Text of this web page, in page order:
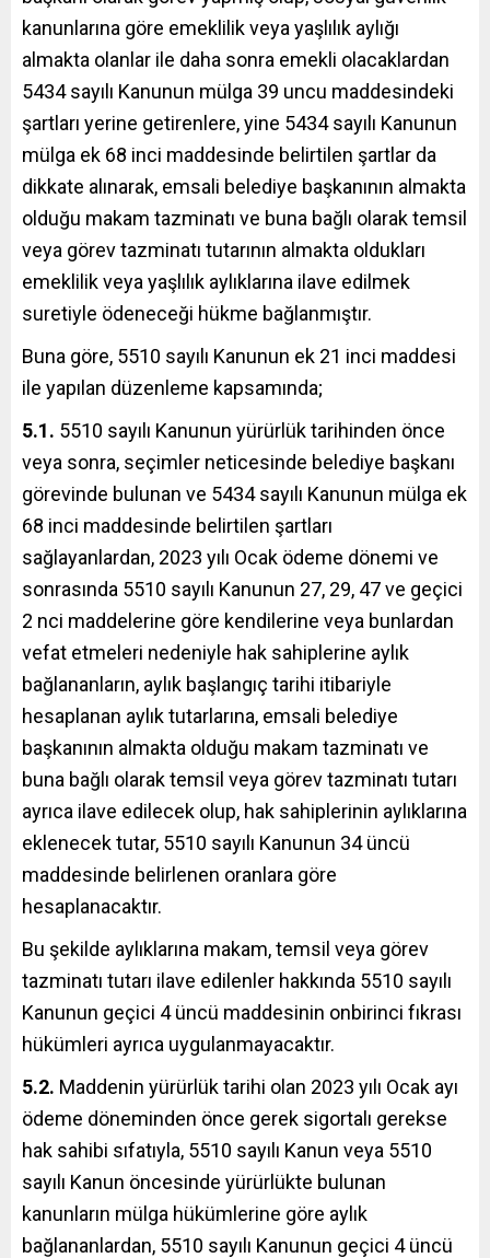
kanunlarına göre emeklilik veya yaşlılık aylığı
almakta olanlar ile daha sonra emekli olacaklardan
5434 sayılı Kanunun mülga 39 uncu maddesindeki
şartları yerine getirenlere, yine 5434 sayılı Kanunun
mülga ek 68 inci maddesinde belirtilen şartlar da
dikkate alınarak, emsali belediye başkanının almakta
olduğu makam tazminatı ve buna bağlı olarak temsil
veya görev tazminatı tutarının almakta oldukları
emeklilik veya yaşlılık aylıklarına ilave edilmek
suretiyle ödeneceği hükme bağlanmıştır.
Buna göre, 5510 sayılı Kanunun ek 21 inci maddesi
ile yapılan düzenleme kapsamında;
5.1. 5510 sayılı Kanunun yürürlük tarihinden önce
veya sonra, seçimler neticesinde belediye başkanı
görevinde bulunan ve 5434 sayılı Kanunun mülga ek
68 inci maddesinde belirtilen şartları
sağlayanlardan, 2023 yılı Ocak ödeme dönemi ve
sonrasında 5510 sayılı Kanunun 27, 29, 47 ve geçici
2 nci maddelerine göre kendilerine veya bunlardan
vefat etmeleri nedeniyle hak sahiplerine aylık
bağlananların, aylık başlangıç tarihi itibariyle
hesaplanan aylık tutarlarına, emsali belediye
başkanının almakta olduğu makam tazminatı ve
buna bağlı olarak temsil veya görev tazminatı tutarı
ayrıca ilave edilecek olup, hak sahiplerinin aylıklarına
eklenecek tutar, 5510 sayılı Kanunun 34 üncü
maddesinde belirlenen oranlara göre
hesaplanacaktır.
Bu şekilde aylıklarına makam, temsil veya görev
tazminatı tutarı ilave edilenler hakkında 5510 sayılı
Kanunun geçici 4 üncü maddesinin onbirinci fıkrası
hükümleri ayrıca uygulanmayacaktır.
5.2. Maddenin yürürlük tarihi olan 2023 yılı Ocak ayı
ödeme döneminden önce gerek sigortalı gerekse
hak sahibi sıfatıyla, 5510 sayılı Kanun veya 5510
sayılı Kanun öncesinde yürürlükte bulunan
kanunların mülga hükümlerine göre aylık
bağlananlardan, 5510 sayılı Kanunun geçici 4 üncü